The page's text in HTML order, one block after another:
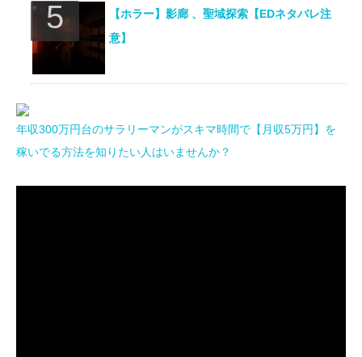
【ホラー】影廊 、聖域探索【EDネタバレ注
意】
年収300万円台のサラリーマンがスキマ時間で【月収5万円】を
稼いでる方法を知りたい人はいませんか？